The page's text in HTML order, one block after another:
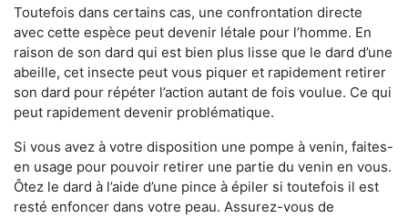
Toutefois dans certains cas, une confrontation directe
avec cette espèce peut devenir létale pour l’homme. En
raison de son dard qui est bien plus lisse que le dard d’une
abeille, cet insecte peut vous piquer et rapidement retirer
son dard pour répéter l’action autant de fois voulue. Ce qui
peut rapidement devenir problématique.
Si vous avez à votre disposition une pompe à venin, faites-
en usage pour pouvoir retirer une partie du venin en vous.
Ôtez le dard à l’aide d’une pince à épiler si toutefois il est
resté enfoncer dans votre peau. Assurez-vous de